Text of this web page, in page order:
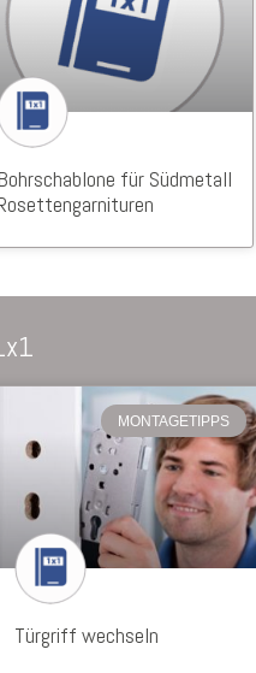
für Südmetall
MONTAGETIPPS
Türgriff wechseln